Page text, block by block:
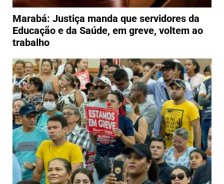
Marabá: Justiça manda que servidores da
Educação e da Saúde, em greve, voltem ao
trabalho